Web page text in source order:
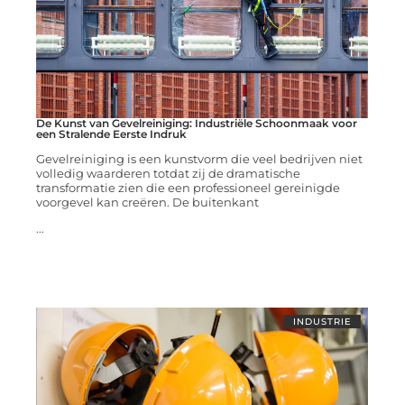
De Kunst van Gevelreiniging: Industriële Schoonmaak voor
een Stralende Eerste Indruk
Gevelreiniging is een kunstvorm die veel bedrijven niet
volledig waarderen totdat zij de dramatische
transformatie zien die een professioneel gereinigde
voorgevel kan creëren. De buitenkant
...
INDUSTRIE